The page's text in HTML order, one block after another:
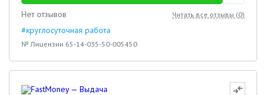
Нет отзывов
Читать все отзывы (0)
#круглосуточная работа
№ Лицензии 65-14-035-50-005450